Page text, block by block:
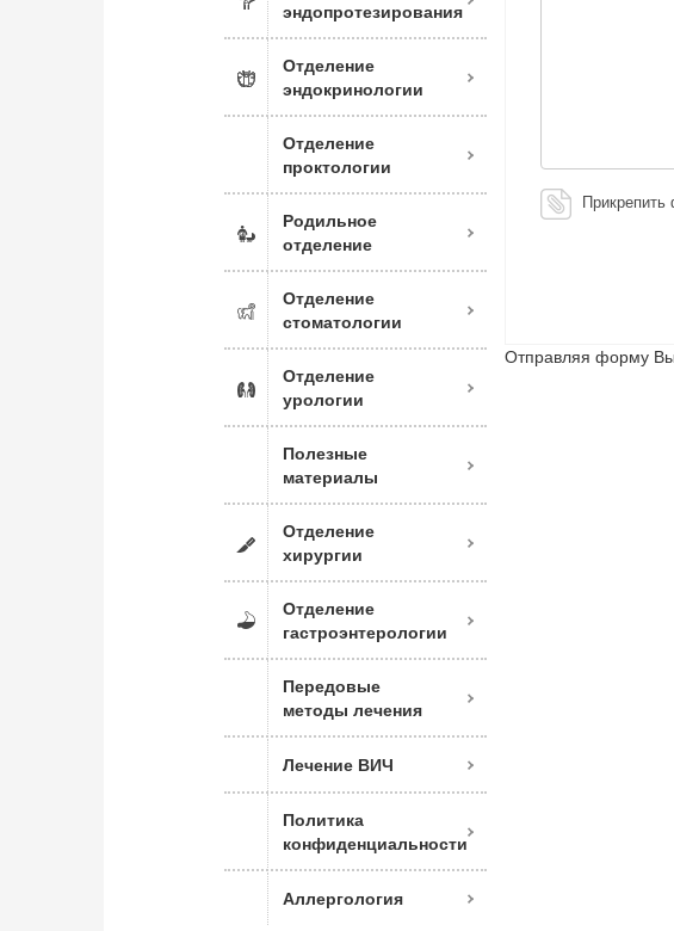
эндопротезирования
Отделение
эндокринологии
Отделение
проктологии
Родильное
отделение
Отделение
стоматологии
Отделение
урологии
Полезные
материалы
Отделение
хирургии
Отделение
гастроэнтерологии
Передовые
методы лечения
Лечение ВИЧ
Политика
конфиденциальности
Аллергология
Прикрепить
Отправляя форму